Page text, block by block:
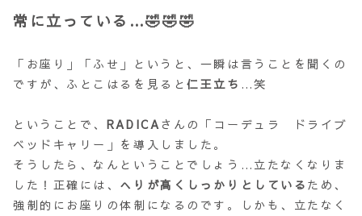
常に立っている…🤣🤣🤣
「お座り」「ふせ」というと、一瞬は言うことを聞くの
ですが、ふとこはるを見ると仁王立ち …笑
ということで、 RADICAさんの「コーデュラ ドライブ
ベッドキャリー」を導入しました。
そうしたら、なんということでしょう…立たなくなりま
した！正確には、 へりが高くしっかりとしている ため、
強制的にお座りの体制になるのです。しかも、立たなく